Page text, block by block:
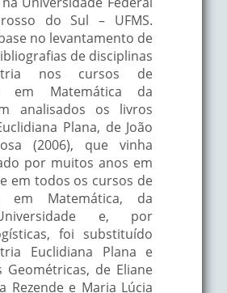
do Sul – UFMS.
no levantamento de
de disciplinas
nos cursos de
em Matemática da
analisados os livros
Plana, de João
(2006), que vinha
por muitos anos em
em todos os cursos de
em Matemática, da
e, por
foi substituído
Euclidiana Plana e
Geométricas, de Eliane
Rezende e Maria Lúcia